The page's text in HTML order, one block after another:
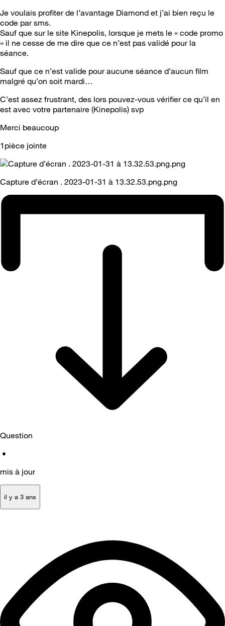
Je voulais profiter de l’avantage Diamond et j’ai bien reçu le
code par sms.
Sauf que sur le site Kinepolis, lorsque je mets le « code promo
» il ne cesse de me dire que ce n’est pas validé pour la
séance.
Sauf que ce n’est valide pour aucune séance d’aucun film
malgré qu’on soit mardi…
C’est assez frustrant, des lors pouvez-vous vérifier ce qu’il en
est avec votre partenaire (Kinepolis) svp
Merci beaucoup
1pièce jointe
Capture d’écran . 2023-01-31 à 13.32.53.png.png
Question
•
mis à jour
il y a 3 ans